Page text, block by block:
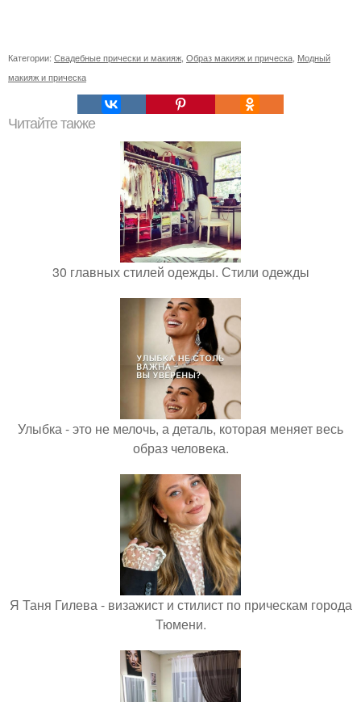
Категории: Свадебные прически и макияж Образ макияж и прическа Модный
макияж и прическа
Читайте также
30 главных стилей одежды. Стили одежды
Улыбка - это не мелочь, а деталь, которая меняет весь
образ человека.
Я Таня Гилева - визажист и стилист по прическам города
Тюмени.